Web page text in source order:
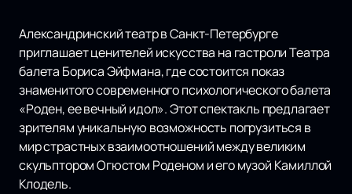
Александринский театр в Санкт-Петербурге
приглашает ценителей искусства на гастроли Театра
балета Бориса Эйфмана, где состоится показ
знаменитого современного психологического балета
«Роден, ее вечный идол». Этот спектакль предлагает
зрителям уникальную возможность погрузиться в
мир страстных взаимоотношений между великим
скульптором Огюстом Роденом и его музой Камиллой
Клодель.